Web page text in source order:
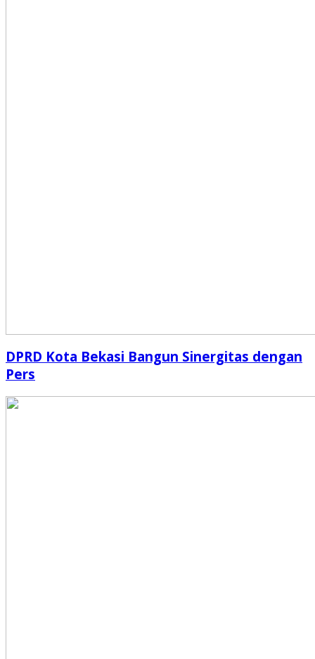
DPRD Kota Bekasi Bangun Sinergitas dengan
Pers